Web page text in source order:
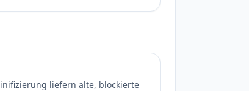
liefern alte, blockierte